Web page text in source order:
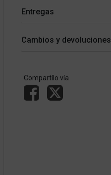
Entregas
Cambios y devoluciones
Compartílo vía